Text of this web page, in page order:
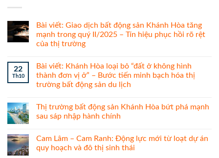
Bài viết: Giao dịch bất động sản Khánh Hòa tăng
mạnh trong quý II/2025 – Tín hiệu phục hồi rõ rệt
của thị trường
22
Th10
Bài viết: Khánh Hòa loại bỏ “đất ở không hình
thành đơn vị ở” – Bước tiến minh bạch hóa thị
trường bất động sản du lịch
Thị trường bất động sản Khánh Hòa bứt phá mạnh
sau sáp nhập hành chính
Cam Lâm – Cam Ranh: Động lực mới từ loạt dự án
quy hoạch và đô thị sinh thái